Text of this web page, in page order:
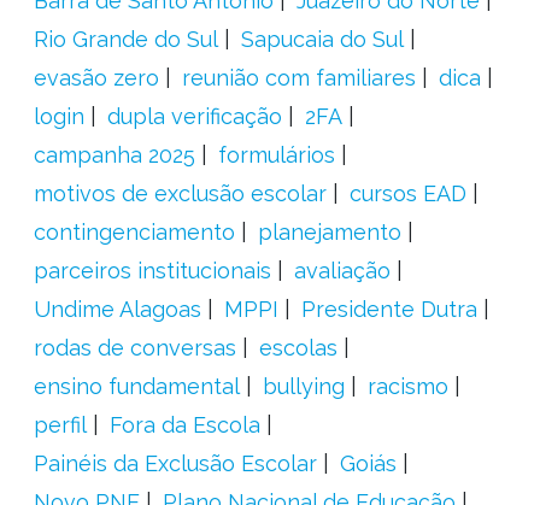
Rio Grande do Sul
Sapucaia do Sul
evasão zero
reunião com familiares
dica
login
dupla verificação
2FA
campanha 2025
formulários
motivos de exclusão escolar
cursos EAD
contingenciamento
planejamento
parceiros institucionais
avaliação
Undime Alagoas
MPPI
Presidente Dutra
rodas de conversas
escolas
ensino fundamental
bullying
racismo
perfil
Fora da Escola
Painéis da Exclusão Escolar
Goiás